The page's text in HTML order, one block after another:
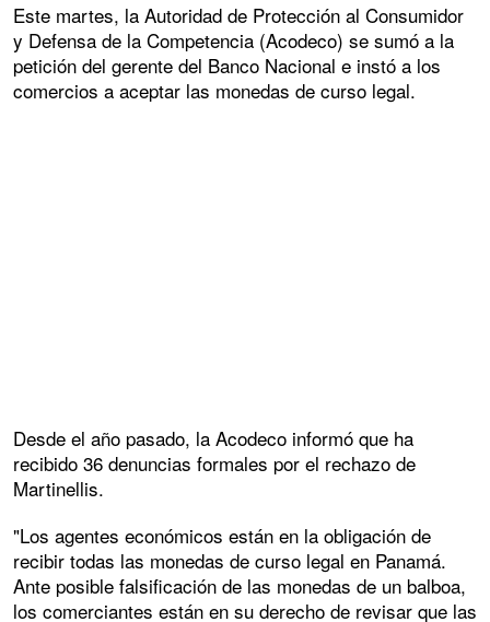
Este martes, la Autoridad de Protección al Consumidor
y Defensa de la Competencia (Acodeco) se sumó a la
petición del gerente del Banco Nacional e instó a los
comercios a aceptar las monedas de curso legal.
Desde el año pasado, la Acodeco informó que ha
recibido 36 denuncias formales por el rechazo de
Martinellis.
"Los agentes económicos están en la obligación de
recibir todas las monedas de curso legal en Panamá.
Ante posible falsificación de las monedas de un balboa,
los comerciantes están en su derecho de revisar que las